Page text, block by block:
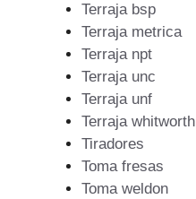
Terraja bsp
Terraja metrica
Terraja npt
Terraja unc
Terraja unf
Terraja whitworth
Tiradores
Toma fresas
Toma weldon